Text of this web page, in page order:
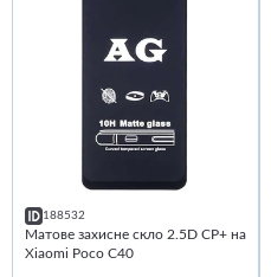
188532
Матове захисне скло 2.5D CP+ на
Xiaomi Poco C40